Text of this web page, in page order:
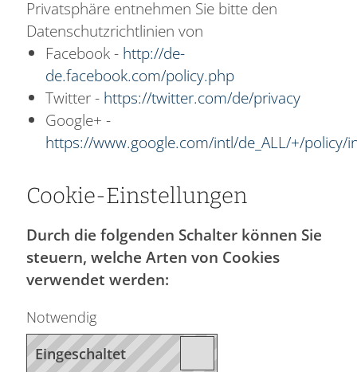
Privatsphäre entnehmen Sie bitte den
Datenschutzrichtlinien von
Facebook - http://de-
de.facebook.com/policy.php
Twitter - https://twitter.com/de/privacy
Google+ -
https://www.google.com/intl/de_ALL/+/policy/
Cookie-Einstellungen
Durch die folgenden Schalter können Sie
steuern, welche Arten von Cookies
verwendet werden:
Notwendig